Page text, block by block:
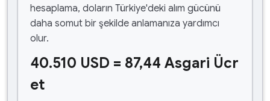
hesaplama, doların Türkiye'deki alım gücünü
daha somut bir şekilde anlamanıza yardımcı
olur.
40.510 USD = 87,44 Asgari Ücr
et